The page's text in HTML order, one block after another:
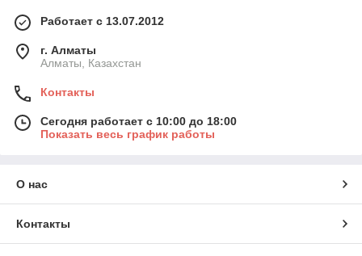
Работает с 13.07.2012
г. Алматы
Алматы, Казахстан
Контакты
Сегодня работает с 10:00 до 18:00
Показать весь график работы
О нас
Контакты